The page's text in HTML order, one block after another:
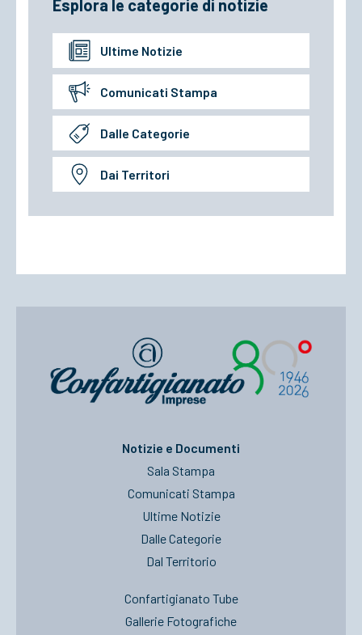
Esplora le categorie di notizie
Ultime Notizie
Comunicati Stampa
Dalle Categorie
Dai Territori
Notizie e Documenti
Sala Stampa
Comunicati Stampa
Ultime Notizie
Dalle Categorie
Dal Territorio
Confartigianato Tube
Gallerie Fotografiche